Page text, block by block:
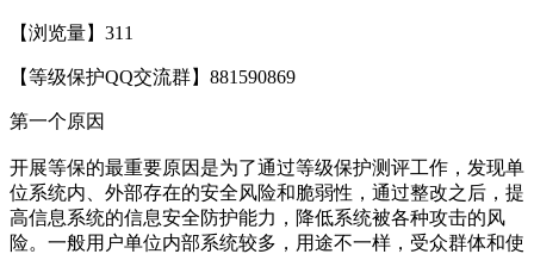
【浏览量】 311
【等级保护QQ交流群】881590869
第一个原因
开展等保的最重要原因是为了通过等级保护测评工作，发现单
位系统内、外部存在的安全风险和脆弱性，通过整改之后，提
高信息系统的信息安全防护能力，降低系统被各种攻击的风
险。一般用户单位内部系统较多，用途不一样，受众群体和使